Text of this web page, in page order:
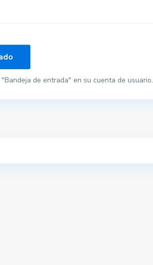
de entrada" en su cuenta de usuario.